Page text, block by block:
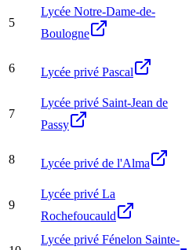
5
Lycée Notre-Dame-de-
Boulogne
6 Lycée privé Pascal
7
Lycée privé Saint-Jean de
Passy
8 Lycée privé de l'Alma
9
Lycée privé La
Rochefoucauld
Lycée privé Fénelon Sainte-